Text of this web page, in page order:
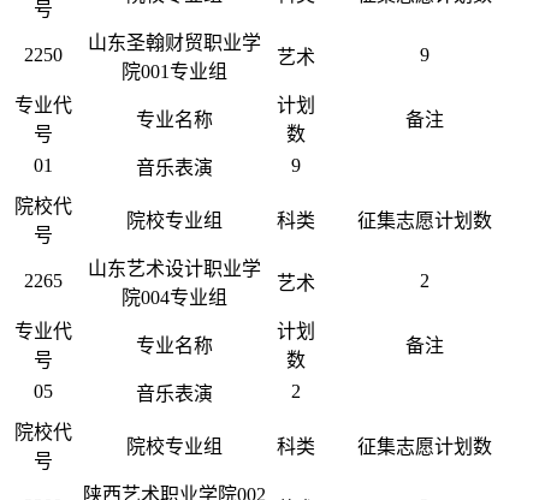
号
2250
山东圣翰财贸职业学
院001专业组
艺术 9
专业代
号
专业名称
计划
数
备注
01 音乐表演
9
院校代
号
院校专业组 科类 征集志愿计划数
2265
山东艺术设计职业学
院004专业组
艺术 2
专业代
号
专业名称
计划
数
备注
05 音乐表演
2
院校代
号
院校专业组 科类 征集志愿计划数
陕西艺术职业学院002